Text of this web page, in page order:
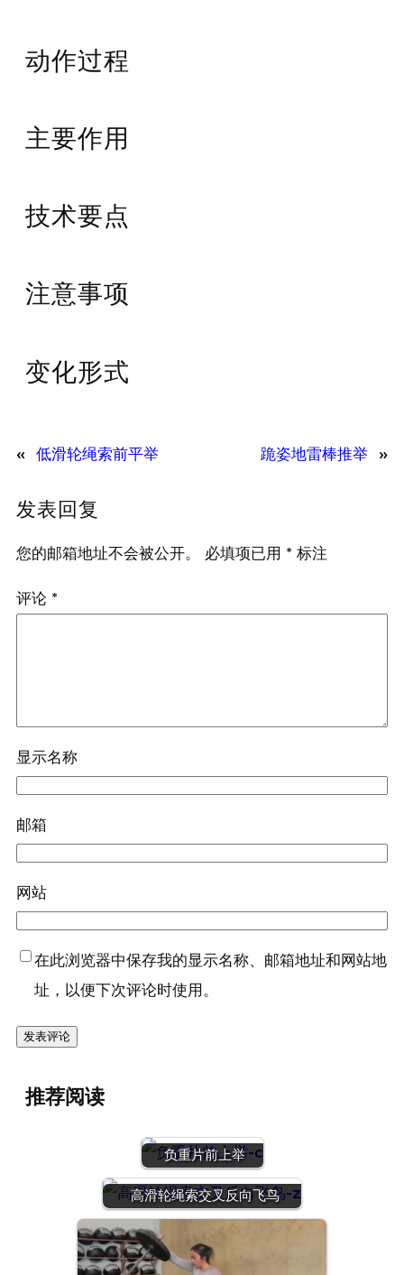
动作过程
主要作用
技术要点
注意事项
变化形式
« 低滑轮绳索前平举 跪姿地雷棒推举 »
发表回复
您的邮箱地址不会被公开。 必填项已用 * 标注
评论 *
显示名称
邮箱
网站
在此浏览器中保存我的显示名称、邮箱地址和网站地
址，以便下次评论时使用。
推荐阅读
负重片前上举
高滑轮绳索交叉反向飞鸟